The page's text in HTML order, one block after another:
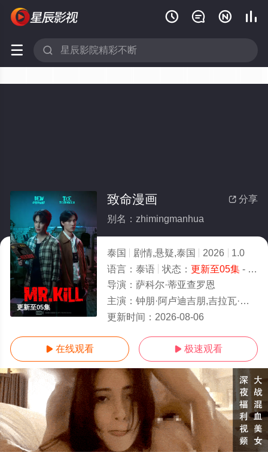
   
 
更新至05集
 分享
致命漫画
别名：zhimingmanhua
泰国 剧情,悬疑,泰国 2026
1.0
语言： 泰语 状态： 更新至05集- 免费在线观看
导演： 萨科尔·蒂亚查罗恩
主演： 钟朋·阿卢迪吉朋,吉拉瓦·苏提瓦尼沙克,提拉得·威提帕尼
更新时间： 2026-08-06
 在线观看  极速观看